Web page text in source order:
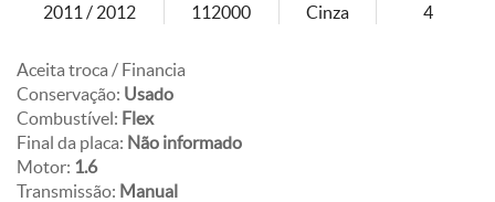
2011 / 2012 112000 Cinza 4
Aceita troca / Financia
Conservação: Usado
Combustível: Flex
Final da placa: Não informado
Motor: 1.6
Transmissão: Manual